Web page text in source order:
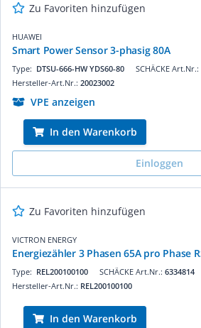
Zu Favoriten hinzufügen
HUAWEI
Smart Power Sensor 3-phasig 80A
SCHÄCKE Art.Nr.:
Type: DTSU-666-HW YDS60-80
Hersteller-Art.Nr.: 20023002
VPE anzeigen
In den Warenkorb
Einloggen
Zu Favoriten hinzufügen
VICTRON ENERGY
Energiezähler 3 Phasen 65A pro Phase
SCHÄCKE Art.Nr.: 6334814
Type: REL200100100
Hersteller-Art.Nr.: REL200100100
In den Warenkorb